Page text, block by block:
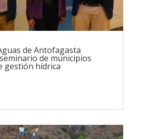
de Antofagasta
de municipios
gestión hídrica